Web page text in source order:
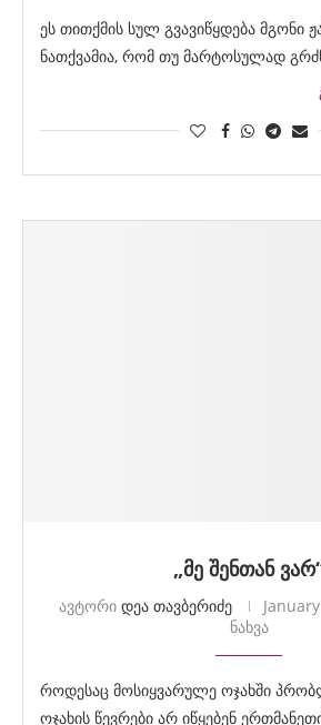
ეს თითქმის სულ გვავიწყდება მგონი
ნათქვამია, რომ თუ მარტოსულად
„მე შენთან
ავტორი დეა თავბერიძე
ნახვა
როდესაც მოსიყვარულე ოჯახში
ოჯახის წევრები არ იწყებენ